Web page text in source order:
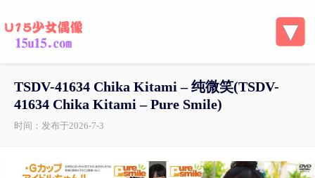
TSDV-41634 Chika Kitami – 纯微笑(TSDV-
41634 Chika Kitami – Pure Smile)
时间：发布于2026-7-3